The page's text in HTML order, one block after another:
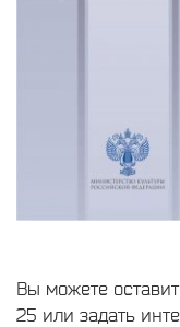
Вы можете
25 или задать